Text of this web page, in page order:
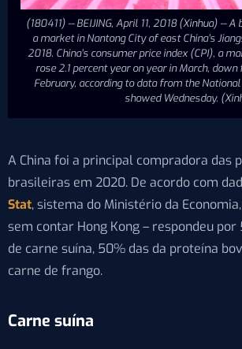
(180411) -- BEIJING, April 11, 2018 (Xinhua) --
a market in Nantong City of east China's
2018. China's consumer price index (CPI), a
rose 2.1 percent year on year in March,
February, according to data from the
showed Wednesday.
A China foi a principal compradora das
brasileiras em 2020. De acordo com
Stat, sistema do Ministério da
sem contar Hong Kong – respondeu
de carne suína, 50% das da proteína
carne de frango.
Carne suína